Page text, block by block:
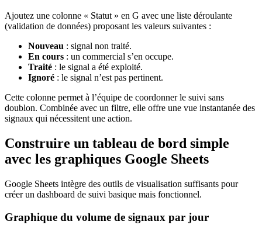
Ajoutez une colonne « Statut » en G avec une liste déroulante
(validation de données) proposant les valeurs suivantes :
Nouveau : signal non traité.
En cours : un commercial s’en occupe.
Traité : le signal a été exploité.
Ignoré : le signal n’est pas pertinent.
Cette colonne permet à l’équipe de coordonner le suivi sans
doublon. Combinée avec un filtre, elle offre une vue instantanée des
signaux qui nécessitent une action.
Construire un tableau de bord simple
avec les graphiques Google Sheets
Google Sheets intègre des outils de visualisation suffisants pour
créer un dashboard de suivi basique mais fonctionnel.
Graphique du volume de signaux par jour